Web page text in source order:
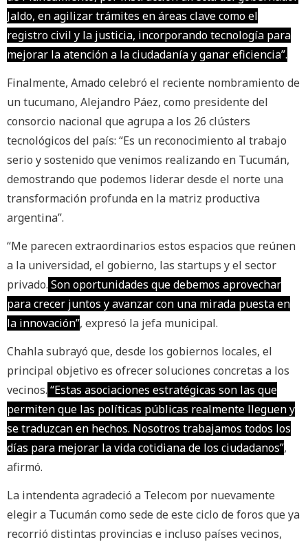
Jaldo, en agilizar trámites en áreas clave como el
registro civil y la justicia, incorporando tecnología para
mejorar la atención a la ciudadanía y ganar eficiencia”.
Finalmente, Amado celebró el reciente nombramiento de
un tucumano, Alejandro Páez, como presidente del
consorcio nacional que agrupa a los 26 clústers
tecnológicos del país: “Es un reconocimiento al trabajo
serio y sostenido que venimos realizando en Tucumán,
demostrando que podemos liderar desde el norte una
transformación profunda en la matriz productiva
argentina”.
“Me parecen extraordinarios estos espacios que reúnen
a la universidad, el gobierno, las startups y el sector
privado. Son oportunidades que debemos aprovechar
para crecer juntos y avanzar con una mirada puesta en
la innovación”, expresó la jefa municipal.
Chahla subrayó que, desde los gobiernos locales, el
principal objetivo es ofrecer soluciones concretas a los
vecinos. “Estas asociaciones estratégicas son las que
permiten que las políticas públicas realmente lleguen y
se traduzcan en hechos. Nosotros trabajamos todos los
días para mejorar la vida cotidiana de los ciudadanos”,
afirmó.
La intendenta agradeció a Telecom por nuevamente
elegir a Tucumán como sede de este ciclo de foros que ya
recorrió distintas provincias e incluso países vecinos,